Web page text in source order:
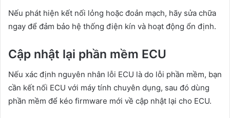
Nếu phát hiện kết nối lỏng hoặc đoản mạch, hãy sửa chữa
ngay để đảm bảo hệ thống điện kín và hoạt động ổn định.
Cập nhật lại phần mềm ECU
Nếu xác định nguyên nhân lỗi ECU là do lỗi phần mềm, bạn
cần kết nối ECU với máy tính chuyên dụng, sau đó dùng
phần mềm để kéo firmware mới về cập nhật lại cho ECU.